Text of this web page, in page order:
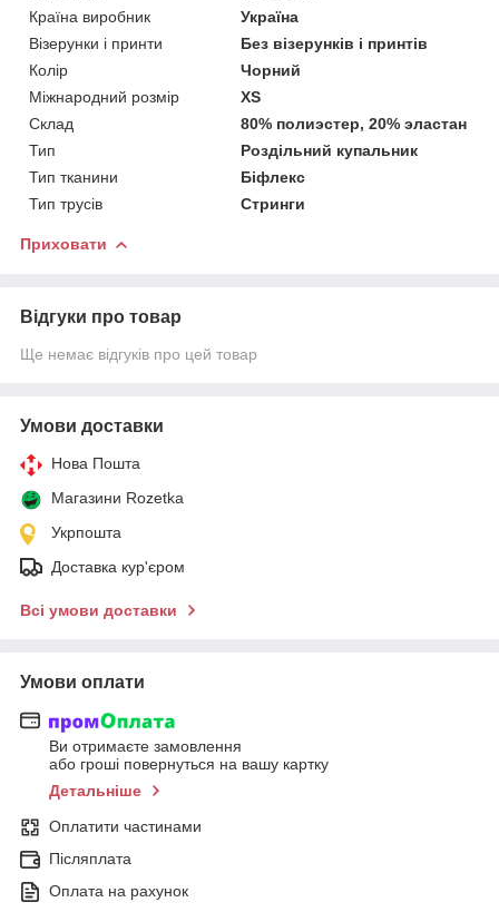
Країна виробник
Україна
Візерунки і принти
Без візерунків і принтів
Колір
Чорний
Міжнародний розмір
XS
Склад
80% полиэстер, 20% эластан
Тип
Роздільний купальник
Тип тканини
Біфлекс
Тип трусів
Стринги
Приховати
Відгуки про товар
Ще немає відгуків про цей товар
Умови доставки
Нова Пошта
Магазини Rozetka
Укрпошта
Доставка кур'єром
Всі умови доставки
Умови оплати
Ви отримаєте замовлення
або гроші повернуться на вашу картку
Детальніше
Оплатити частинами
Післяплата
Оплата на рахунок